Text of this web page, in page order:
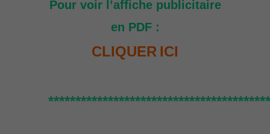
Pour voir l’affiche publicitaire
en PDF :
CLIQUER ICI